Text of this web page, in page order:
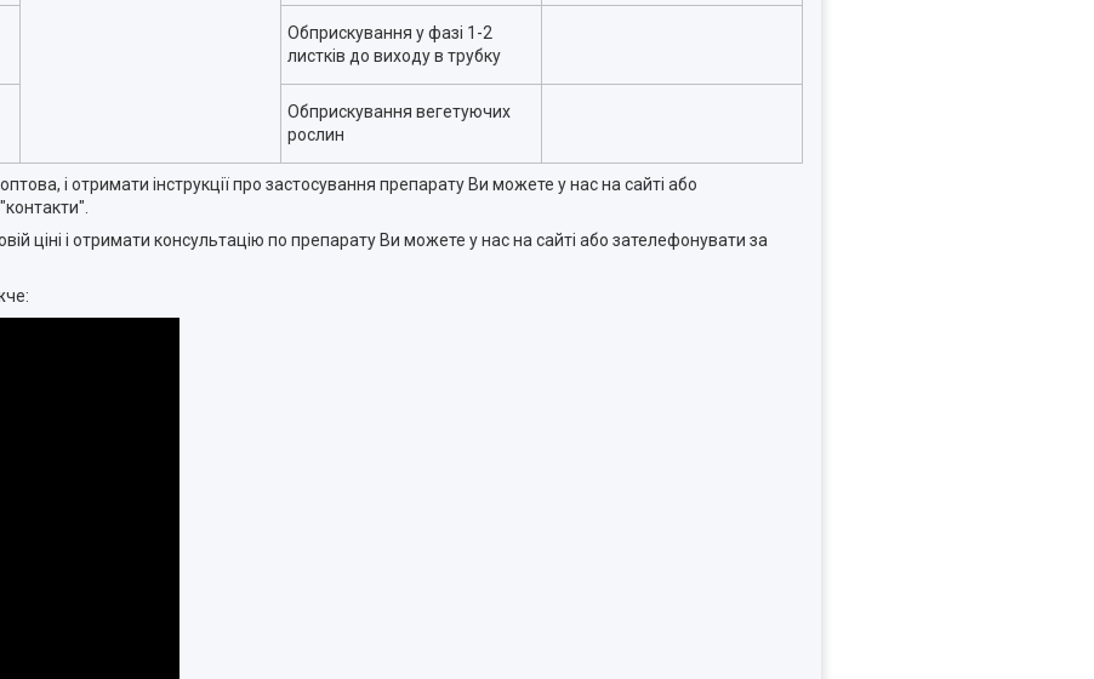
Обприскування у фазі 1-2
листків до виходу в трубку
Обприскування вегетуючих
рослин
і отримати інструкції про застосування препарату Ви можете у нас на сайті або
ціні і отримати консультацію по препарату Ви можете у нас на сайті або зателефонувати за